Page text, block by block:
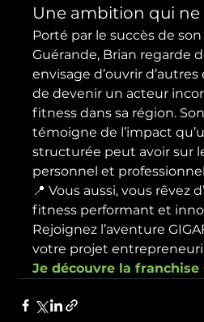
Une ambition qui ne
Porté par le succès de
Guérande, Brian regarde
envisage d’ouvrir
de devenir un acteur
fitness dans sa région.
témoigne de l’impact
structurée peut avoir sur
personnel et
📍 Vous aussi, vous rêvez
fitness performant et
Rejoignez l’aventure
votre projet
Je découvre la franchise